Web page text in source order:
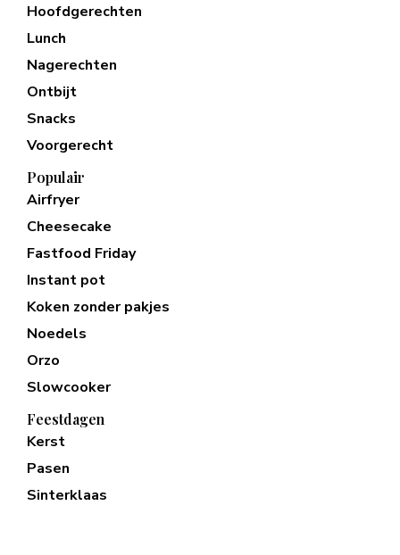
Hoofdgerechten
Lunch
Nagerechten
Ontbijt
Snacks
Voorgerecht
Populair
Airfryer
Cheesecake
Fastfood Friday
Instant pot
Koken zonder pakjes
Noedels
Orzo
Slowcooker
Feestdagen
Kerst
Pasen
Sinterklaas